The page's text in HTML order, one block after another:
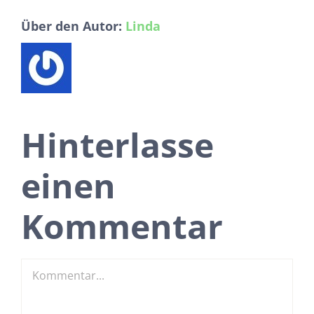
Über den Autor: Linda
Hinterlasse
einen
Kommentar
Kommentar